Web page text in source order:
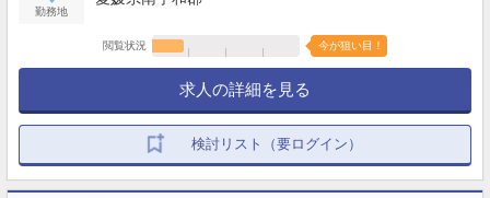
勤務地
閲覧状況 今が狙い目！
求人の詳細を見る
検討リスト（要ログイン）